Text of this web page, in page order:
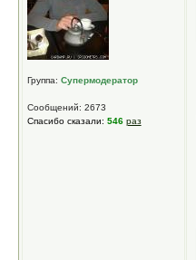
Группа: Супермодератор
Сообщений: 2673
Спасибо сказали: 546 раз